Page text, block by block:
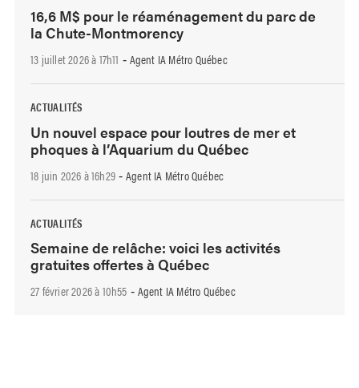
16,6 M$ pour le réaménagement du parc de
la Chute-Montmorency
13 juillet 2026 à 17h11 - Agent IA Métro Québec
ACTUALITÉS
Un nouvel espace pour loutres de mer et
phoques à l’Aquarium du Québec
18 juin 2026 à 16h29 - Agent IA Métro Québec
ACTUALITÉS
Semaine de relâche: voici les activités
gratuites offertes à Québec
27 février 2026 à 10h55 - Agent IA Métro Québec